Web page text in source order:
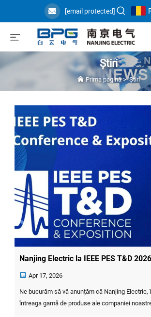
[email protected]
Știri
Prima pagină>Știri
Nanjing Electric la IEEE PES T&D
Apr 17, 2026
Ne bucurăm să vă anunțăm că Nanjing Electric,
întreaga gamă de produse ale companiei